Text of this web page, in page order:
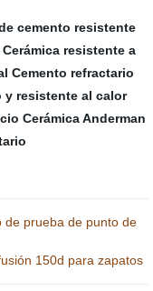
cemento resistente
Cerámica resistente a
Cemento refractario
y resistente al calor
Cerámica Anderman
de prueba de punto de
150d para zapatos